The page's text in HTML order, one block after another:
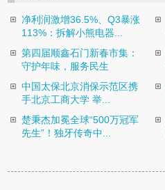
净利润激增36.5%、Q3暴涨
113%：拆解小熊电器...
第四届顺鑫石门新春市集：
守护年味，服务民生
中国太保北京消保示范区携
手北京工商大学 举...
楚秉杰加冕全球“500万冠军
先生”！独牙传奇中...